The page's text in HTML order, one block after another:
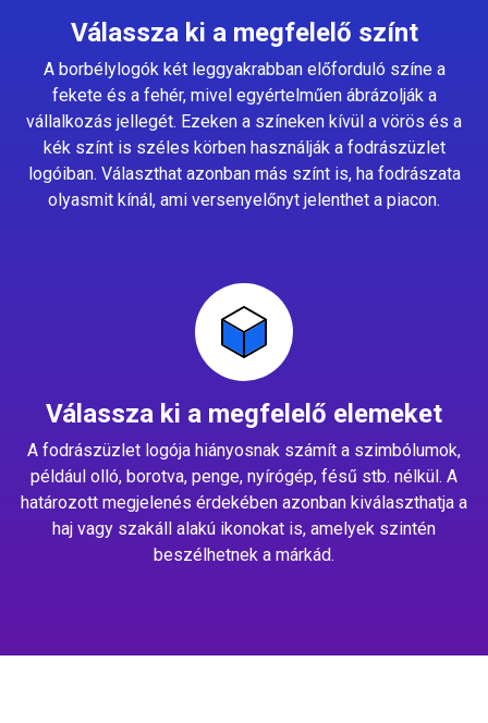
Válassza ki a megfelelő színt
A borbélylogók két leggyakrabban előforduló színe a
fekete és a fehér, mivel egyértelműen ábrázolják a
vállalkozás jellegét. Ezeken a színeken kívül a vörös és a
kék színt is széles körben használják a fodrászüzlet
logóiban. Választhat azonban más színt is, ha fodrászata
olyasmit kínál, ami versenyelőnyt jelenthet a piacon.
Válassza ki a megfelelő elemeket
A fodrászüzlet logója hiányosnak számít a szimbólumok,
például olló, borotva, penge, nyírógép, fésű stb. nélkül. A
határozott megjelenés érdekében azonban kiválaszthatja a
haj vagy szakáll alakú ikonokat is, amelyek szintén
beszélhetnek a márkád.